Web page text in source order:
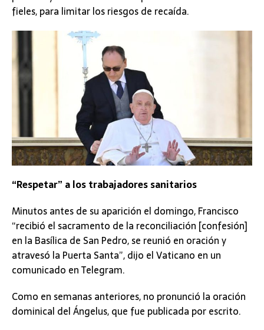
fieles, para limitar los riesgos de recaída.
“Respetar” a los trabajadores sanitarios
Minutos antes de su aparición el domingo, Francisco
“recibió el sacramento de la reconciliación [confesión]
en la Basílica de San Pedro, se reunió en oración y
atravesó la Puerta Santa”, dijo el Vaticano en un
comunicado en Telegram.
Como en semanas anteriores, no pronunció la oración
dominical del Ángelus, que fue publicada por escrito.